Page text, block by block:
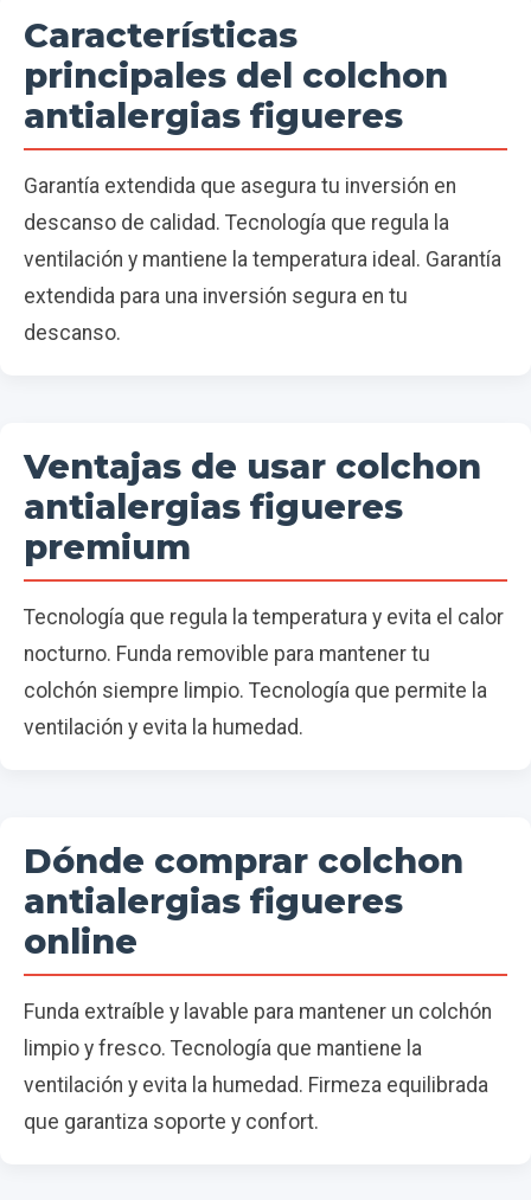
Características
principales del colchon
antialergias figueres
Garantía extendida que asegura tu inversión en
descanso de calidad. Tecnología que regula la
ventilación y mantiene la temperatura ideal. Garantía
extendida para una inversión segura en tu
descanso.
Ventajas de usar colchon
antialergias figueres
premium
Tecnología que regula la temperatura y evita el calor
nocturno. Funda removible para mantener tu
colchón siempre limpio. Tecnología que permite la
ventilación y evita la humedad.
Dónde comprar colchon
antialergias figueres
online
Funda extraíble y lavable para mantener un colchón
limpio y fresco. Tecnología que mantiene la
ventilación y evita la humedad. Firmeza equilibrada
que garantiza soporte y confort.